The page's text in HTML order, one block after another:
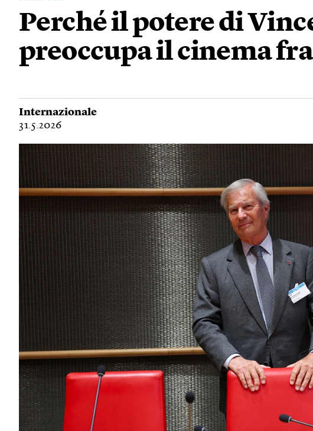
Perché il potere di
preoccupa il cinema
Internazionale
31.5.2026